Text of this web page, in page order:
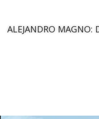
ALEJANDRO MAGNO: